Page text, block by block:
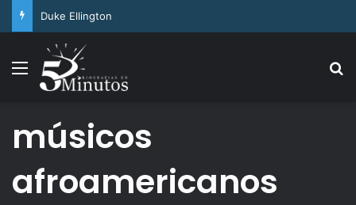
Arthur Ashe
Menu
músicos
afroamericanos